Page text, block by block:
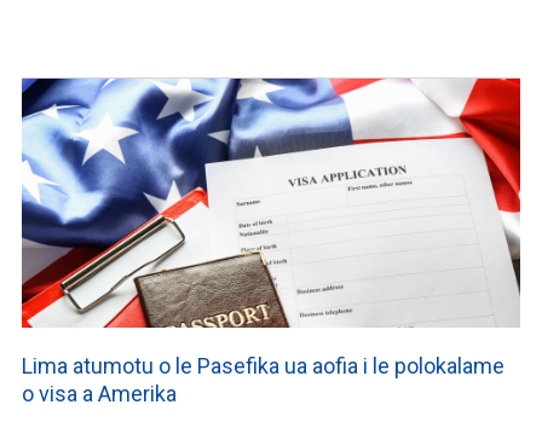
Lima atumotu o le Pasefika ua aofia i le polokalame
o visa a Amerika